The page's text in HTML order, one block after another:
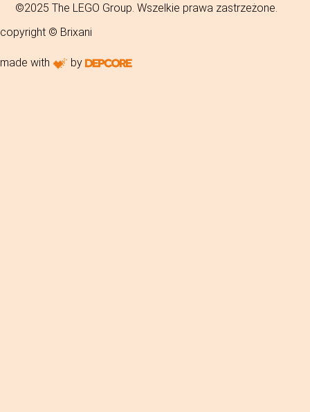
©2025 The LEGO Group. Wszelkie prawa zastrzeżone.
copyright © Brixani
made with by